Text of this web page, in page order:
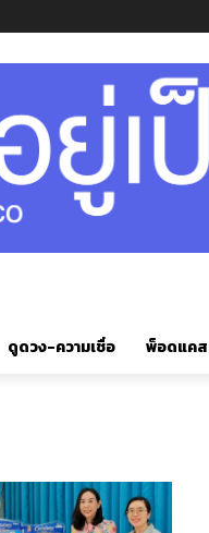
ดูดวง-ความเชื่อ พ็อดแคส